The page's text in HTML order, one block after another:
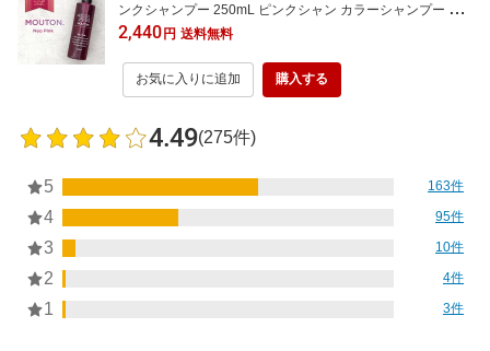
ンクシャンプー 250mL ピンクシャン カラーシャンプー ブ
リーチケア ピンク 長持ち
2,440円 送料無料
お気に入りに追加 購入する
4.49(275件)
5 163件
4 95件
3 10件
2 4件
1 3件